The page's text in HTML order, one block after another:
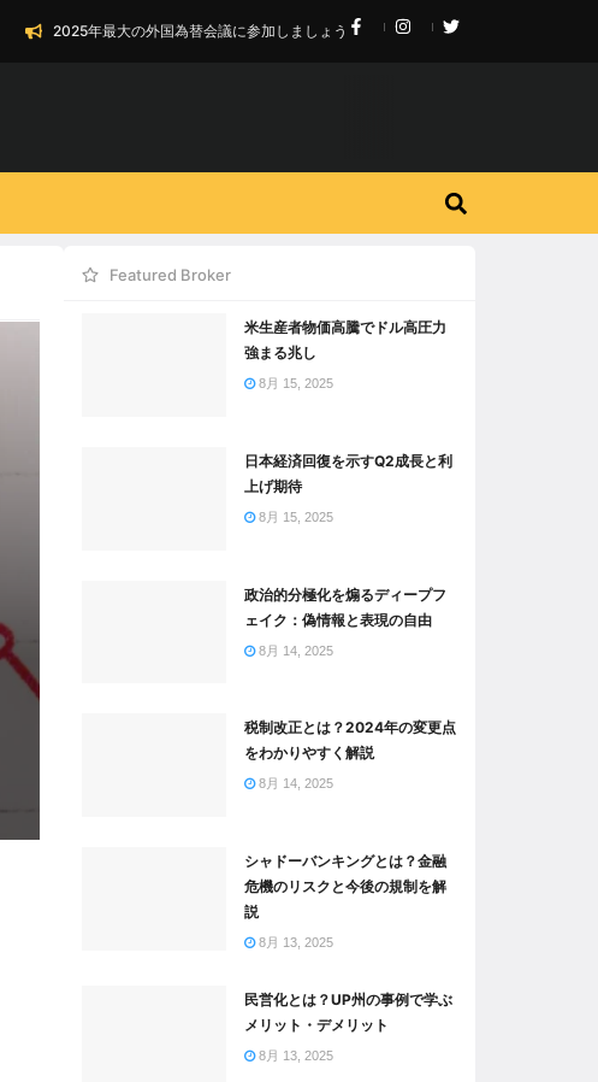
2025年最大の外国為替会議に参加しましょう
Featured Broker
米生産者物価高騰でドル高圧力
強まる兆し
8月 15, 2025
日本経済回復を示すQ2成長と利
上げ期待
8月 15, 2025
政治的分極化を煽るディープフ
ェイク：偽情報と表現の自由
8月 14, 2025
税制改正とは？2024年の変更点
をわかりやすく解説
8月 14, 2025
シャドーバンキングとは？金融
危機のリスクと今後の規制を解
説
8月 13, 2025
民営化とは？UP州の事例で学ぶ
メリット・デメリット
8月 13, 2025